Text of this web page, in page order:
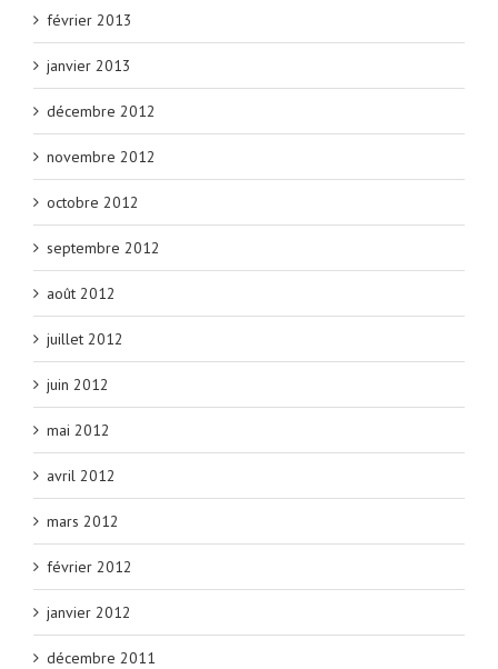
février 2013
janvier 2013
décembre 2012
novembre 2012
octobre 2012
septembre 2012
août 2012
juillet 2012
juin 2012
mai 2012
avril 2012
mars 2012
février 2012
janvier 2012
décembre 2011